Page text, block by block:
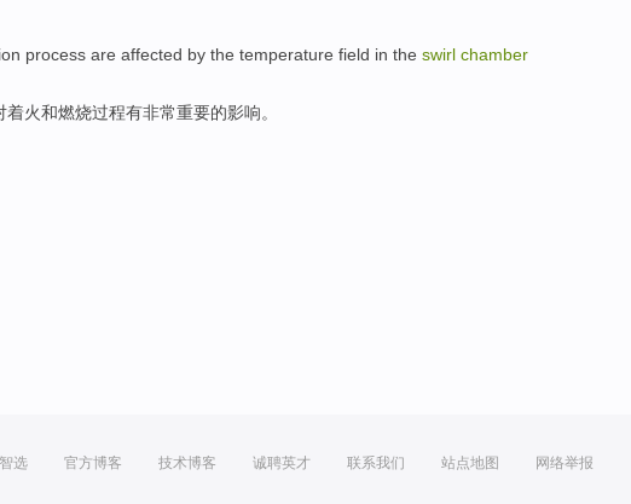
process are affected by the temperature field in the swirl chamber
着火和燃烧过程有非常重要的影响。
选 官方博客 技术博客 诚聘英才 联系我们 站点地图 网络举报